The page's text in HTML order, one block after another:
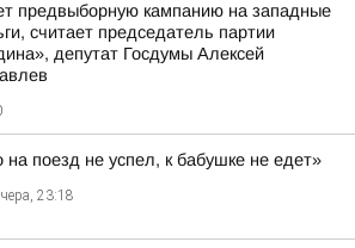
предвыборную кампанию на западные
считает председатель партии
депутат Госдумы Алексей
на поезд не успел, к бабушке не едет»
23:18